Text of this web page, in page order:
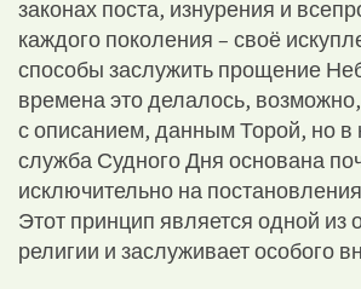
законах поста, изнурения и
каждого поколения – своё
способы заслужить прощение
времена это делалось, возможно,
с описанием, данным Торой, но в
служба Судного Дня основана
исключительно на
Этот принцип является одной из
религии и заслуживает особого